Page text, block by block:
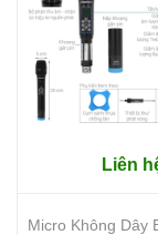
Liên